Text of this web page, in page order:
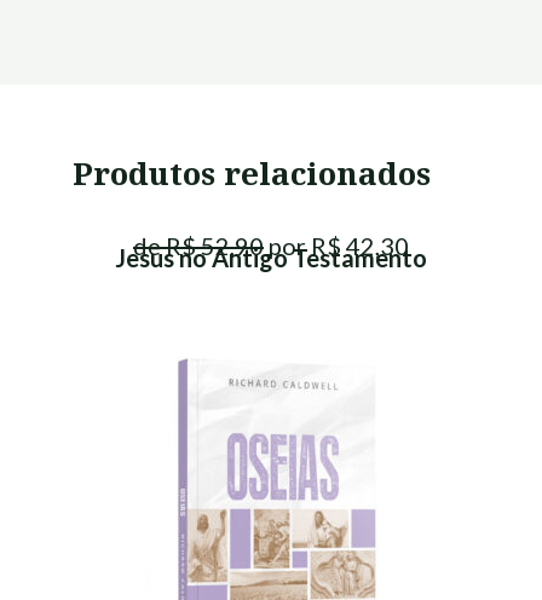
Produtos relacionados
de R$ 52,90 por R$ 42,30
Jesus no Antigo Testamento